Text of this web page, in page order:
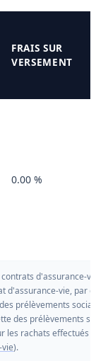
FRAIS SUR
VERSEMENT
0.00 %
d'assurance-
d'assurance-vie, par
prélèvements
des prélèvements
les rachats effectués
).